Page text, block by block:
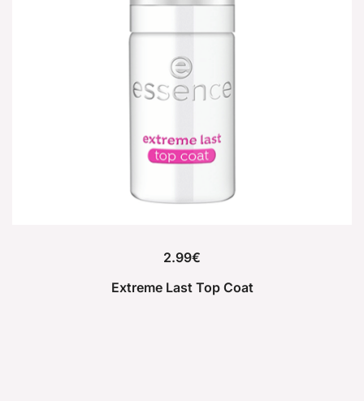
2.99€
Extreme Last Top Coat